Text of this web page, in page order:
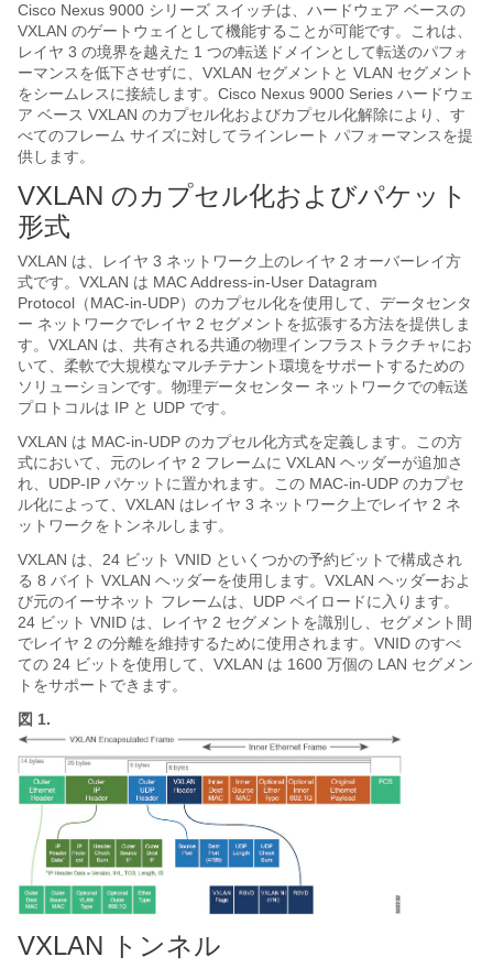
Cisco Nexus 9000 シリーズ スイッチは、ハードウェア ベースの
VXLAN のゲートウェイとして機能することが可能です。これは、
レイヤ 3 の境界を越えた 1 つの転送ドメインとして転送のパフォ
ーマンスを低下させずに、VXLAN セグメントと VLAN セグメント
をシームレスに接続します。Cisco Nexus 9000 Series ハードウェ
ア ベース VXLAN のカプセル化およびカプセル化解除により、す
べてのフレーム サイズに対してラインレート パフォーマンスを提
供します。
VXLAN のカプセル化およびパケット
形式
VXLAN は、レイヤ 3 ネットワーク上のレイヤ 2 オーバーレイ方
式です。VXLAN は MAC Address-in-User Datagram
Protocol（MAC-in-UDP）のカプセル化を使用して、データセンタ
ー ネットワークでレイヤ 2 セグメントを拡張する方法を提供しま
す。VXLAN は、共有される共通の物理インフラストラクチャにお
いて、柔軟で大規模なマルチテナント環境をサポートするための
ソリューションです。物理データセンター ネットワークでの転送
プロトコルは IP と UDP です。
VXLAN は MAC-in-UDP のカプセル化方式を定義します。この方
式において、元のレイヤ 2 フレームに VXLAN ヘッダーが追加さ
れ、UDP-IP パケットに置かれます。この MAC-in-UDP のカプセ
ル化によって、VXLAN はレイヤ 3 ネットワーク上でレイヤ 2 ネ
ットワークをトンネルします。
VXLAN は、24 ビット VNID といくつかの予約ビットで構成され
る 8 バイト VXLAN ヘッダーを使用します。VXLAN ヘッダーおよ
び元のイーサネット フレームは、UDP ペイロードに入ります。
24 ビット VNID は、レイヤ 2 セグメントを識別し、セグメント間
でレイヤ 2 の分離を維持するために使用されます。VNID のすべ
ての 24 ビットを使用して、VXLAN は 1600 万個の LAN セグメン
トをサポートできます。
図 1.
VXLAN トンネル